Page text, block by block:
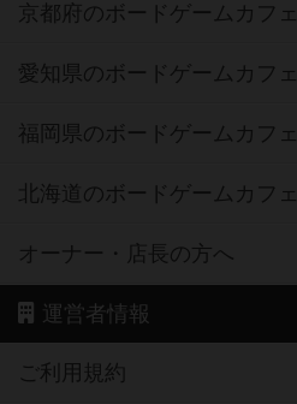
京都府のボードゲームカフェ
愛知県のボードゲームカフェ
福岡県のボードゲームカフェ
北海道のボードゲームカフェ
オーナー・店長の方へ
運営者情報
ご利用規約